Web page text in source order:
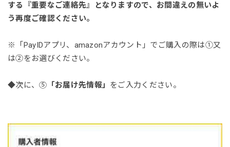
する『重要なご連絡先』となりますので、お間違えの無いよ
う再度ご確認ください。
※「PayIDアプリ、amazonアカウント」でご購入の際は①又
は②をお選びください。
◆次に、⑤ 「お届け先情報」 をご入力ください。